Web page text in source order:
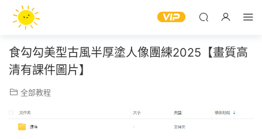
食勾勾美型古風半厚塗人像團練2025【畫質高
清有課件圖片】
全部教程